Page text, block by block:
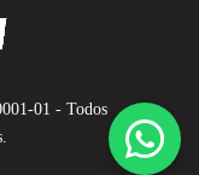
01 - Todos